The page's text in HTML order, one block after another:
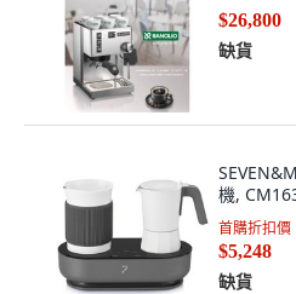
$26,800
缺貨
機,
首購折扣價
$5,248
缺貨